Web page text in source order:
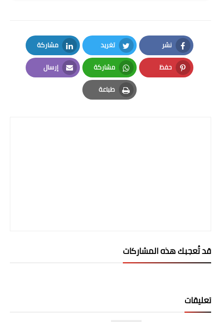
المرحلة الابتدائية
المرحلة المتوسطة
المرحلة الاعدادية
نشر
Facebook
تغريد
Twitter
مشاركة
LinkedIn
حفظ
Pinterest
مشاركة
Whatsapp
إرسال
Email
طباعة
Print
قد تُعجبك هذه المشاركات
تعليقات